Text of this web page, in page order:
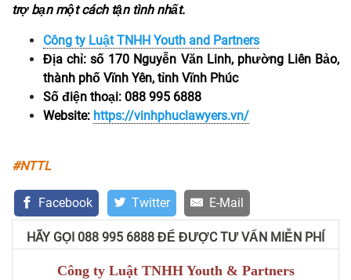
trợ bạn một cách tận tình nhất.
Công ty Luật TNHH Youth and Partners
Địa chỉ: số 170 Nguyễn Văn Linh, phường Liên Bảo,
thành phố Vĩnh Yên, tỉnh Vĩnh Phúc
Số điện thoại: 088 995 6888
Website: https://vinhphuclawyers.vn/
#NTTL
Facebook Twitter E-Mail
HÃY GỌI 088 995 6888 ĐỂ ĐƯỢC TƯ VẤN MIỄN PHÍ
Công ty Luật TNHH Youth & Partners